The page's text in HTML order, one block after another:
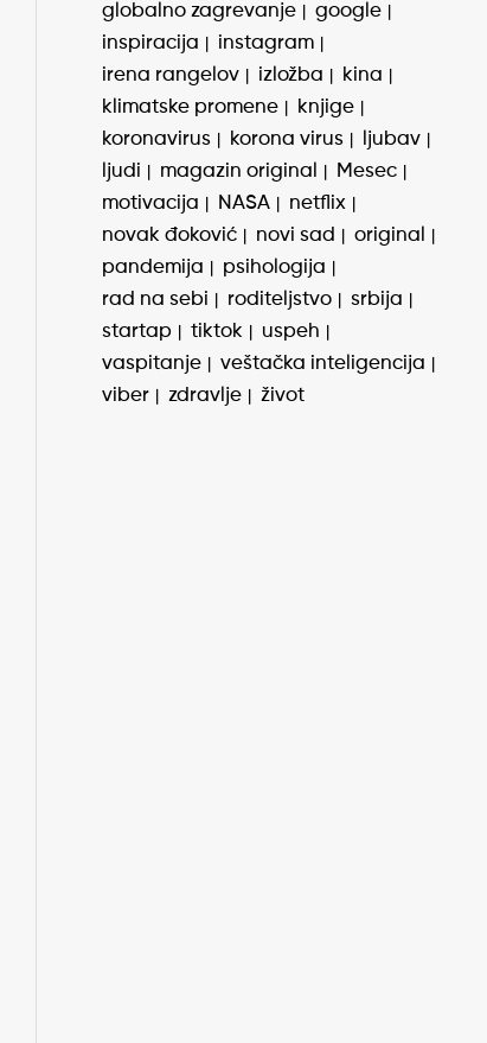
globalno zagrevanje
google
inspiracija
instagram
irena rangelov
izložba
kina
klimatske promene
knjige
koronavirus
korona virus
ljubav
ljudi
magazin original
Mesec
motivacija
NASA
netflix
novak đoković
novi sad
original
pandemija
psihologija
rad na sebi
roditeljstvo
srbija
startap
tiktok
uspeh
vaspitanje
veštačka inteligencija
viber
zdravlje život